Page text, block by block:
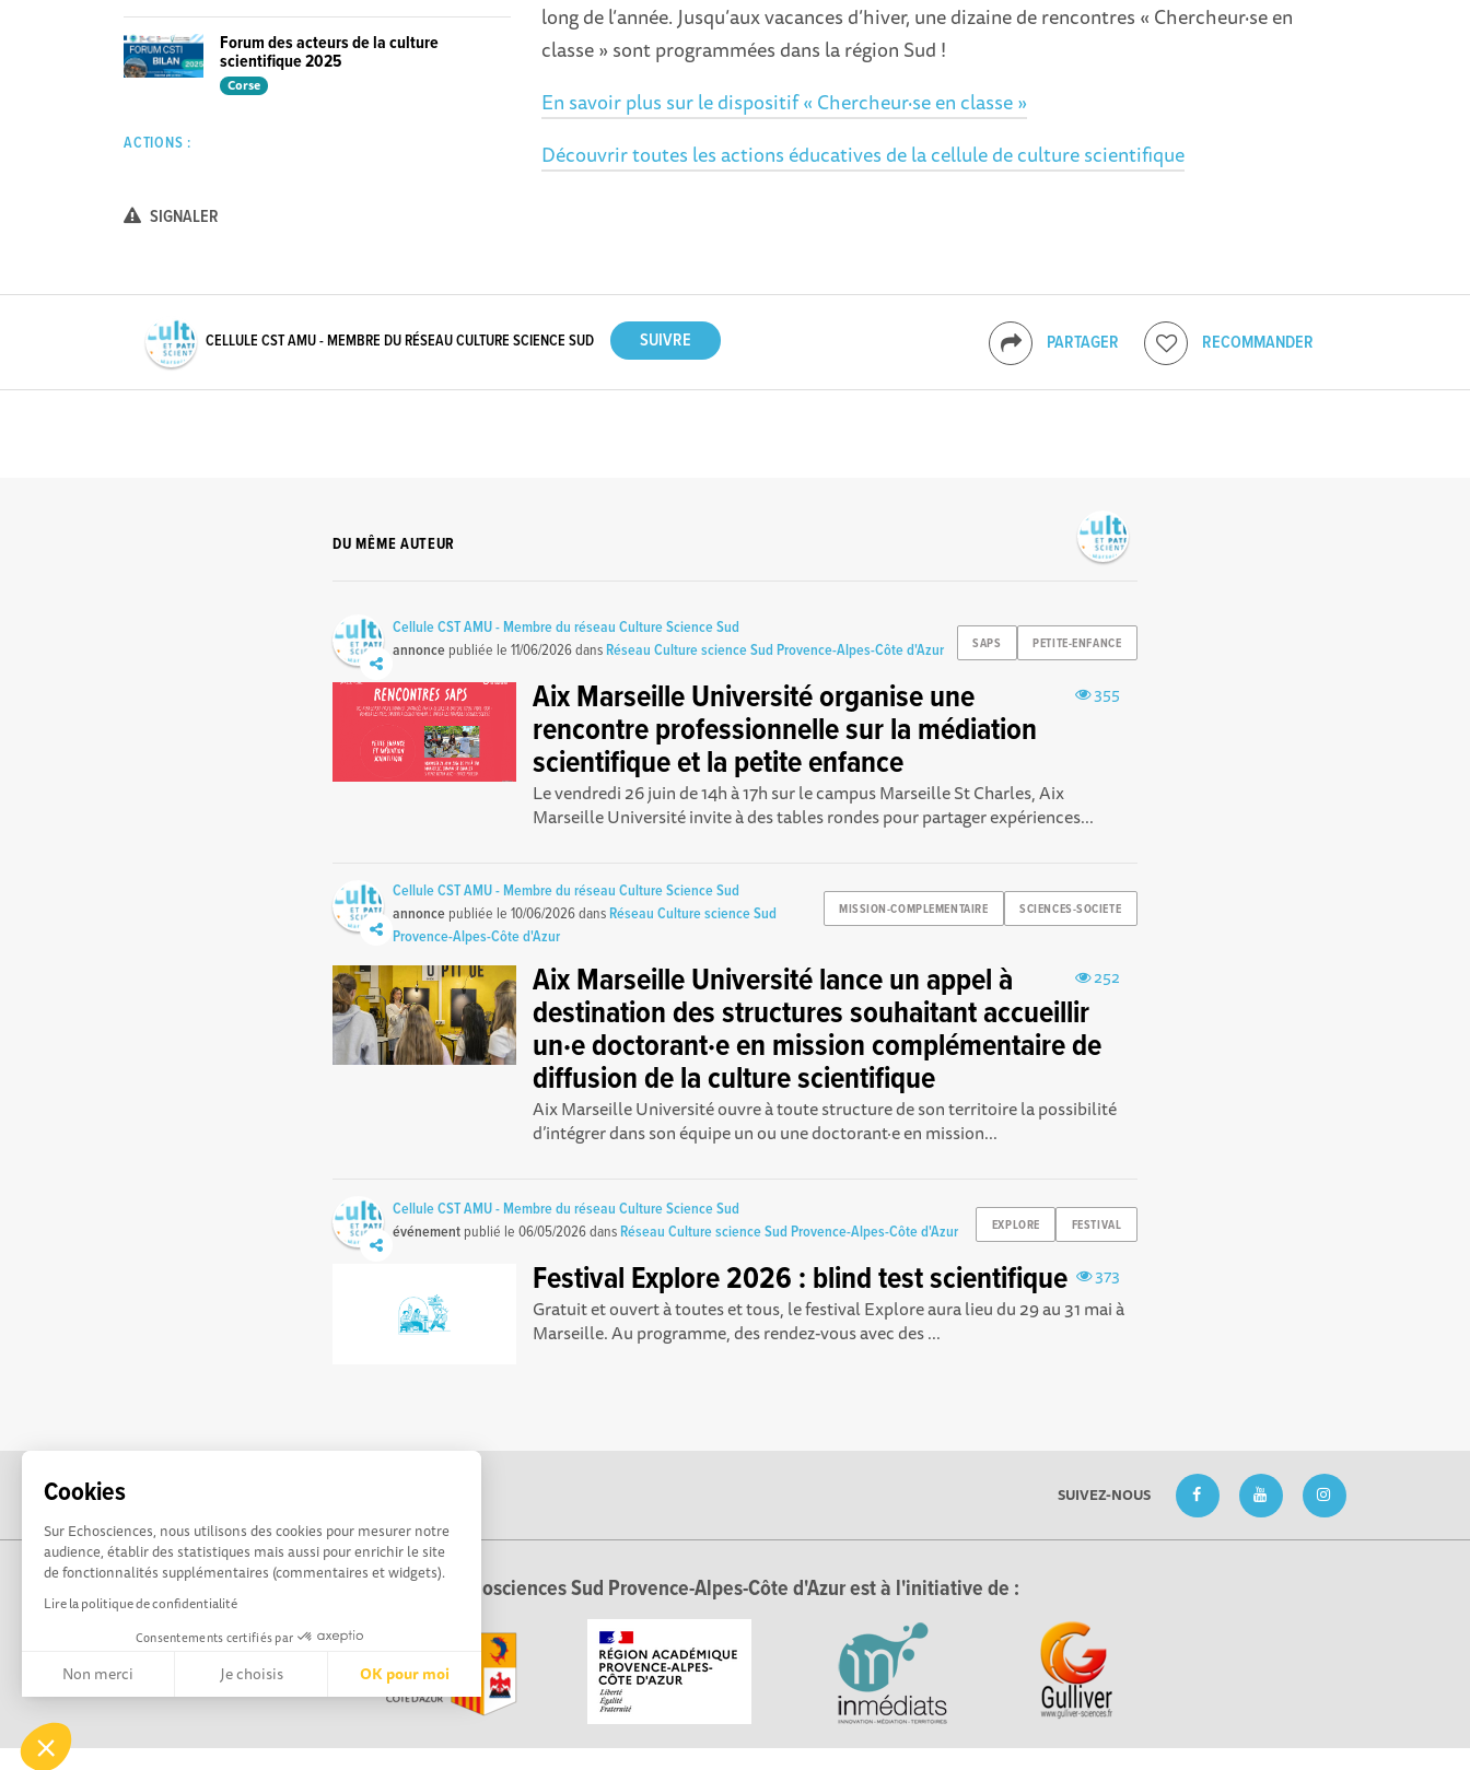
Cookies
Sur Echosciences, nous utilisons des cookies pour mesurer notre
audience, établir des statistiques mais aussi pour enrichir le site
de fonctionnalités supplémentaires (commentaires et widgets).
Lire la politique de confidentialité
Consentements certifiés par
Non merci Je choisis OK pour moi
Plateforme de Gestion du Consentement : Personnalisez vos Options
long de l’année. Jusqu’aux vacances d’hiver, une dizaine de rencontres « Chercheur·se en
classe » sont programmées dans la région Sud !
En savoir plus sur le dispositif « Chercheur·se en classe »
Découvrir toutes les actions éducatives de la cellule de culture scientifique
Forum des acteurs de la culture
scientifique 2025
Corse
ACTIONS :
SIGNALER
PARTAGER RECOMMANDER
CELLULE CST AMU - MEMBRE DU RÉSEAU CULTURE SCIENCE SUD
DU MÊME AUTEUR
SAPS PETITE-ENFANCE
Cellule CST AMU - Membre du réseau Culture Science Sud
annonce publiée le11/06/2026dans Réseau Culture science Sud Provence-Alpes-Côte d'Azur
355
Aix Marseille Université organise une
rencontre professionnelle sur la médiation
scientifique et la petite enfance
Le vendredi 26 juin de 14h à 17h sur le campus Marseille St Charles, Aix
Marseille Université invite à des tables rondes pour partager expériences...
MISSION-COMPLEMENTAIRE SCIENCES-SOCIETE
Cellule CST AMU - Membre du réseau Culture Science Sud
annonce publiée le10/06/2026dans Réseau Culture science Sud
Provence-Alpes-Côte d'Azur
252
Aix Marseille Université lance un appel à
destination des structures souhaitant accueillir
un·e doctorant·e en mission complémentaire de
diffusion de la culture scientifique
Aix Marseille Université ouvre à toute structure de son territoire la possibilité
d’intégrer dans son équipe un ou une doctorant·e en mission...
EXPLORE FESTIVAL
Cellule CST AMU - Membre du réseau Culture Science Sud
événement publié le06/05/2026dans Réseau Culture science Sud Provence-Alpes-Côte d'Azur
373
Festival Explore 2026 : blind test scientifique
Gratuit et ouvert à toutes et tous, le festival Explore aura lieu du 29 au 31 mai à
Marseille. Au programme, des rendez-vous avec des ...
SUIVEZ-NOUS
Echosciences Sud Provence-Alpes-Côte d'Azur est à l'initiative de :